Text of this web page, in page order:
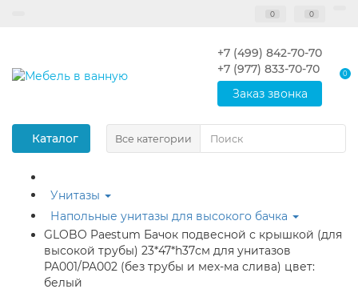
0 0
+7 (499) 842-70-70
+7 (977) 833-70-70
Заказ звонка
0
Каталог Все категории
Унитазы
Напольные унитазы для высокого бачка
GLOBO Paestum Бачок подвесной с крышкой (для
высокой трубы) 23*47*h37см для унитазов
PA001/PA002 (без трубы и мех-ма слива) цвет:
белый